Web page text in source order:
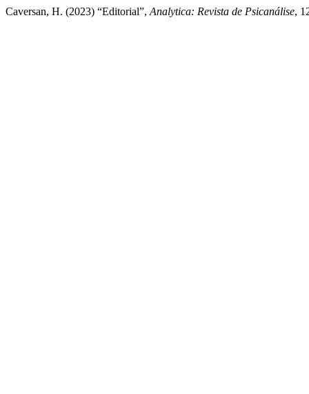
Caversan, H. (2023) “Editorial”, Analytica: Revista de Psicanálise,